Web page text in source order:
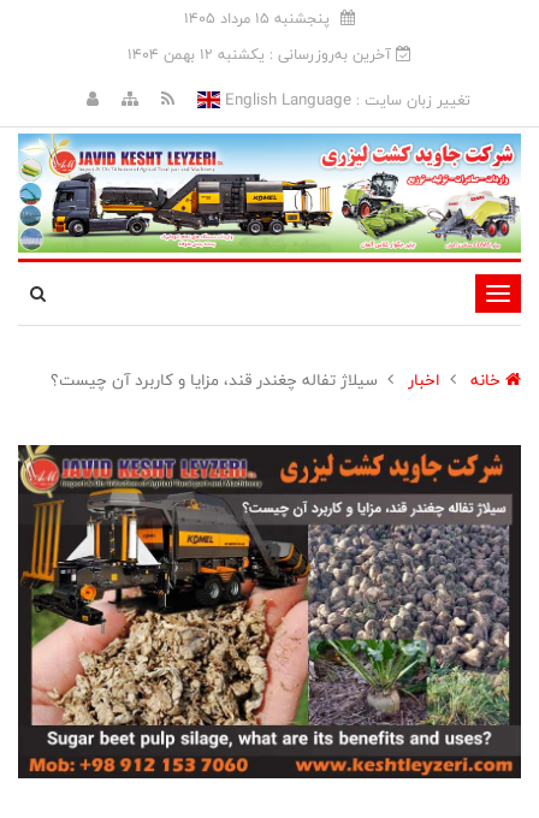
پنجشنبه 15 مرداد 1405
آخرین به‌روزرسانی : يکشنبه 12 بهمن 1404
تغییر زبان سایت :English Language
تغییر
وضعیت
ناوبری
خانه اخبار سیلاژ تفاله چغندر قند، مزایا و کاربرد آن چیست؟